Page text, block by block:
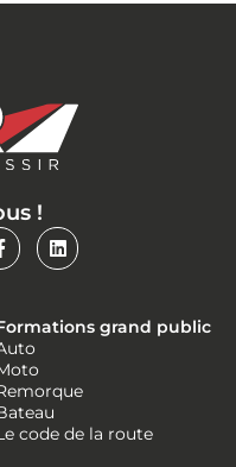
!
grand public
code de la route